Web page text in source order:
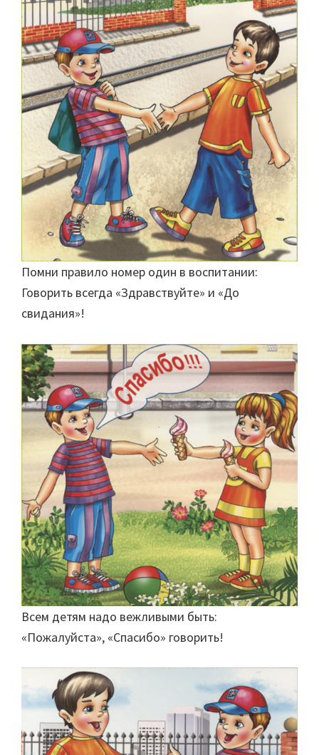
Помни правило номер один в воспитании:
Говорить всегда «Здравствуйте» и «До
свидания»!
Всем детям надо вежливыми быть:
«Пожалуйста», «Спасибо» говорить!